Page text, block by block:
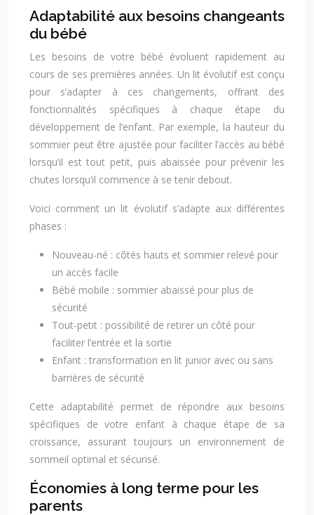
Adaptabilité aux besoins changeants
du bébé
Les besoins de votre bébé évoluent rapidement au
cours de ses premières années. Un lit évolutif est conçu
pour s’adapter à ces changements, offrant des
fonctionnalités spécifiques à chaque étape du
développement de l’enfant. Par exemple, la hauteur du
sommier peut être ajustée pour faciliter l’accès au bébé
lorsqu’il est tout petit, puis abaissée pour prévenir les
chutes lorsqu’il commence à se tenir debout.
Voici comment un lit évolutif s’adapte aux différentes
phases :
Nouveau-né : côtés hauts et sommier relevé pour
un accès facile
Bébé mobile : sommier abaissé pour plus de
sécurité
Tout-petit : possibilité de retirer un côté pour
faciliter l’entrée et la sortie
Enfant : transformation en lit junior avec ou sans
barrières de sécurité
Cette adaptabilité permet de répondre aux besoins
spécifiques de votre enfant à chaque étape de sa
croissance, assurant toujours un environnement de
sommeil optimal et sécurisé.
Économies à long terme pour les
parents